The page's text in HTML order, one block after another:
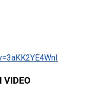
VIDEO